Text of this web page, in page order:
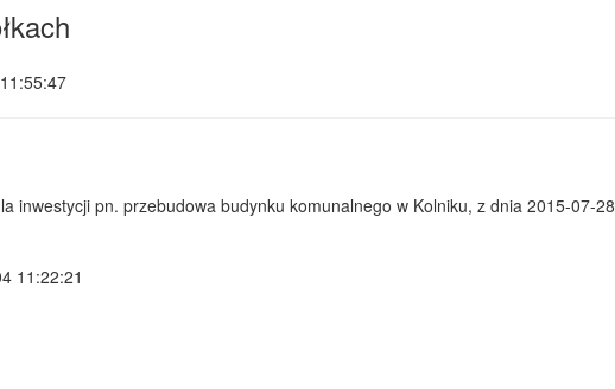
inwestycji pn. przebudowa budynku komunalnego w Kolniku, z dnia 2015-07-28
11:22:21